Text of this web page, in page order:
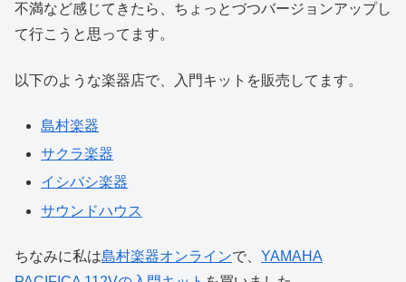
不満など感じてきたら、ちょっとづつバージョンアップし
て行こうと思ってます。
以下のような楽器店で、入門キットを販売してます。
島村楽器
サクラ楽器
イシバシ楽器
サウンドハウス
ちなみに私は島村楽器オンラインで、 YAMAHA